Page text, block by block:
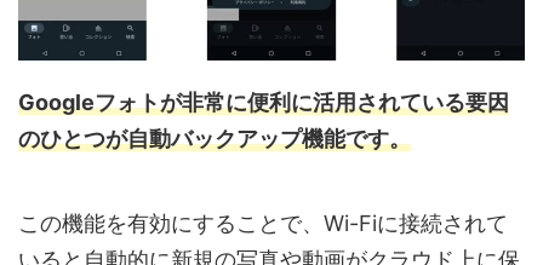
Googleフォトが非常に便利に活用されている要因
のひとつが自動バックアップ機能です。
この機能を有効にすることで、Wi-Fiに接続されて
いると自動的に新規の写真や動画がクラウド上に保